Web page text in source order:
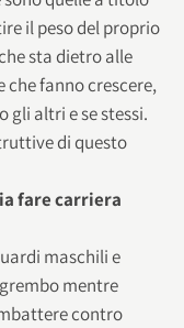
il peso del proprio
sta dietro alle
che fanno crescere,
gli altri e se stessi.
di questo
fare carriera
maschili e
mentre
contro